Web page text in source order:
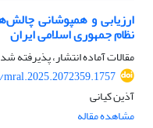
ارزیابی و همپوشانی
نظام جمهوری اسلامی ایران
مقالات آماده انتشار، پذیرفته
آذین کیانی
مشاهده مقاله